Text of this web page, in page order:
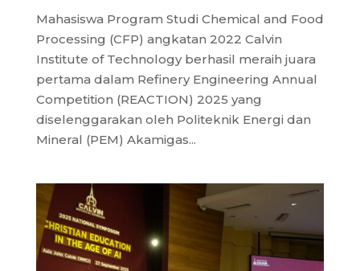
Mahasiswa Program Studi Chemical and Food
Processing (CFP) angkatan 2022 Calvin
Institute of Technology berhasil meraih juara
pertama dalam Refinery Engineering Annual
Competition (REACTION) 2025 yang
diselenggarakan oleh Politeknik Energi dan
Mineral (PEM) Akamigas...